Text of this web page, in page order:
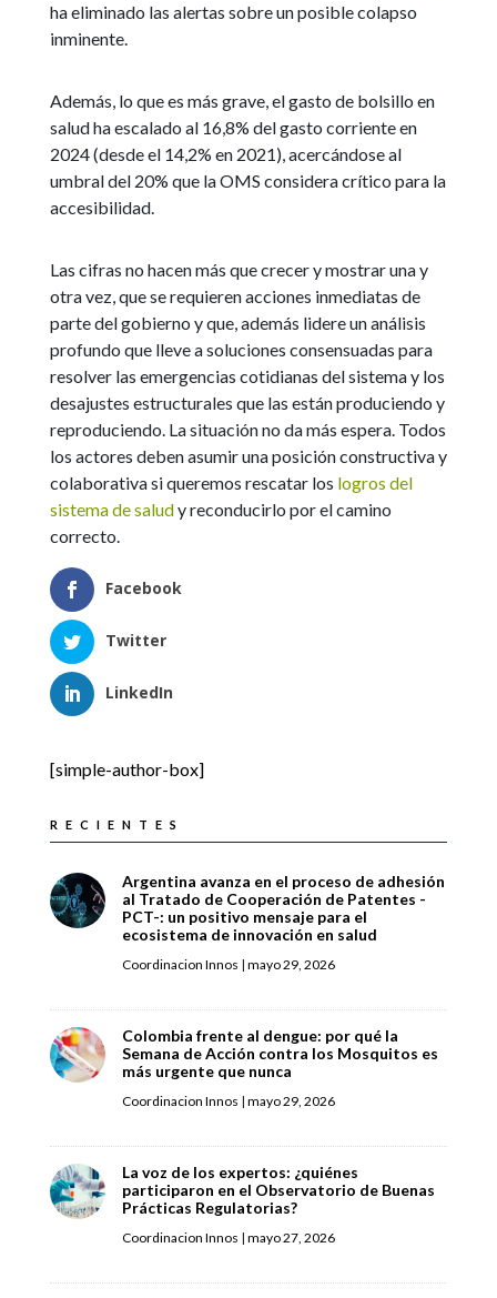
ha eliminado las alertas sobre un posible colapso
inminente.
Además, lo que es más grave, el gasto de bolsillo en
salud ha escalado al 16,8% del gasto corriente en
2024 (desde el 14,2% en 2021), acercándose al
umbral del 20% que la OMS considera crítico para la
accesibilidad.
Las cifras no hacen más que crecer y mostrar una y
otra vez, que se requieren acciones inmediatas de
parte del gobierno y que, además lidere un análisis
profundo que lleve a soluciones consensuadas para
resolver las emergencias cotidianas del sistema y los
desajustes estructurales que las están produciendo y
reproduciendo. La situación no da más espera. Todos
los actores deben asumir una posición constructiva y
colaborativa si queremos rescatar los logros del
sistema de saludy reconducirlo por el camino
correcto.
Facebook
Twitter
LinkedIn
[simple-author-box]
RECIENTES
Argentina avanza en el proceso de adhesión
al Tratado de Cooperación de Patentes -
PCT-: un positivo mensaje para el
ecosistema de innovación en salud
Coordinacion Innos | mayo 29, 2026
Colombia frente al dengue: por qué la
Semana de Acción contra los Mosquitos es
más urgente que nunca
Coordinacion Innos | mayo 29, 2026
La voz de los expertos: ¿quiénes
participaron en el Observatorio de Buenas
Prácticas Regulatorias?
Coordinacion Innos | mayo 27, 2026